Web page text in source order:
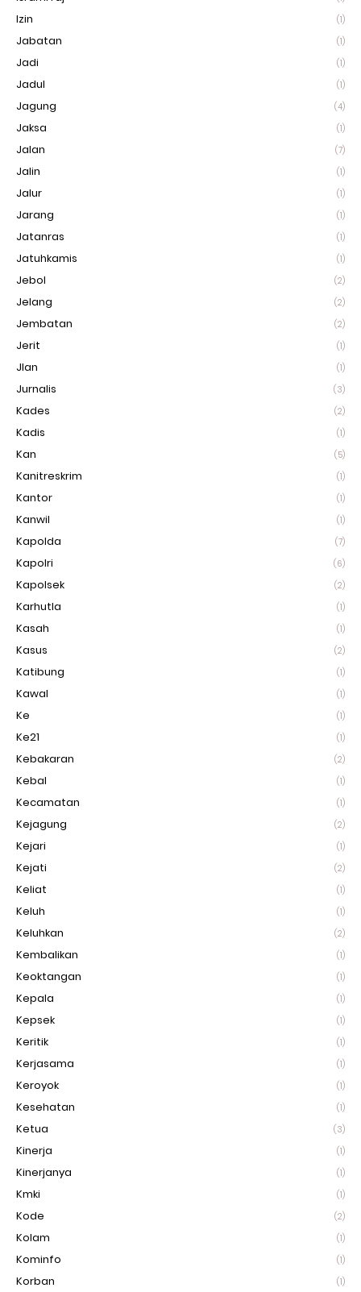
Izin (1)
Jabatan (1)
Jadi (1)
Jadul (1)
Jagung (4)
Jaksa (1)
Jalan (7)
Jalin (1)
Jalur (1)
Jarang (1)
Jatanras (1)
Jatuhkamis (1)
Jebol (2)
Jelang (2)
Jembatan (2)
Jerit (1)
Jlan (1)
Jurnalis (3)
Kades (2)
Kadis (1)
Kan (5)
Kanitreskrim (1)
Kantor (1)
Kanwil (1)
Kapolda (7)
Kapolri (6)
Kapolsek (2)
Karhutla (1)
Kasah (1)
Kasus (2)
Katibung (1)
Kawal (1)
Ke (1)
Ke21 (1)
Kebakaran (2)
Kebal (1)
Kecamatan (1)
Kejagung (2)
Kejari (1)
Kejati (2)
Keliat (1)
Keluh (1)
Keluhkan (2)
Kembalikan (1)
Keoktangan (1)
Kepala (1)
Kepsek (1)
Keritik (1)
Kerjasama (1)
Keroyok (1)
Kesehatan (1)
Ketua (3)
Kinerja (1)
Kinerjanya (1)
Kmki (1)
Kode (2)
Kolam (1)
Kominfo (1)
Korban (1)